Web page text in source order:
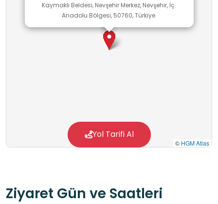
Kaymaklı Beldesi, Nevşehir Merkez, Nevşehir, İç
Anadolu Bölgesi, 50760, Türkiye
© HGM Atlas
Yol Tarifi Al
Ziyaret Gün ve Saatleri